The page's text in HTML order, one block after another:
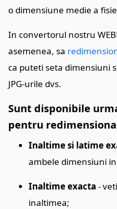
o dimensiune medie a
In convertorul nostru
asemenea, sa
ca puteti seta dimensiuni
JPG-urile dvs.
Sunt disponibile
pentru
Inaltime si latime
ambele dimensiuni
Inaltime exacta -
inaltimea;